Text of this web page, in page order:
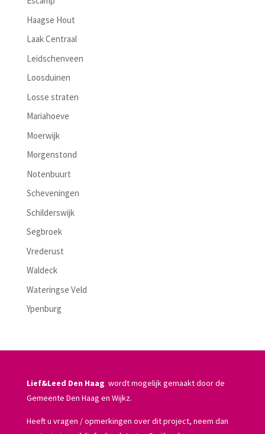
Haagse Hout
Laak Centraal
Leidschenveen
Loosduinen
Losse straten
Mariahoeve
Moerwijk
Morgenstond
Notenbuurt
Scheveningen
Schilderswijk
Segbroek
Vrederust
Waldeck
Wateringse Veld
Ypenburg
Lief&Leed Den Haag wordt mogelijk gemaakt door de
Gemeente Den Haag en Wijkz.
Heeft u vragen / opmerkingen over dit project, neem dan